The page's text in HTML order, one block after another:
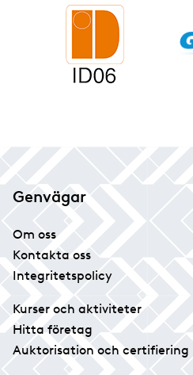
Genvägar
Om oss
Kontakta oss
Integritetspolicy
Kurser och aktiviteter
Hitta företag
Auktorisation och certifiering